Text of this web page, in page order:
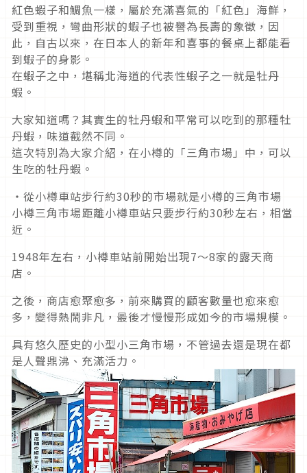
紅色蝦子和鯛魚一樣，屬於充滿喜氣的「紅色」海鮮，
受到重視，彎曲形狀的蝦子也被譽為長壽的象徵，因
此，自古以來，在日本人的新年和喜事的餐桌上都能看
到蝦子的身影。
在蝦子之中，堪稱北海道的代表性蝦子之一就是牡丹
蝦。
大家知道嗎？其實生的牡丹蝦和平常可以吃到的那種牡
丹蝦，味道截然不同。
這次特別為大家介紹，在小樽的「三角市場」中，可以
生吃的牡丹蝦。
・從小樽車站步行約30秒的市場就是小樽的三角市場
小樽三角市場距離小樽車站只要步行約30秒左右，相當
近。
1948年左右，小樽車站前開始出現7〜8家的露天商
店。
之後，商店愈聚愈多，前來購買的顧客數量也愈來愈
多，變得熱鬧非凡，最後才慢慢形成如今的市場規模。
具有悠久歷史的小型小三角市場，不管過去還是現在都
是人聲鼎沸、充滿活力。